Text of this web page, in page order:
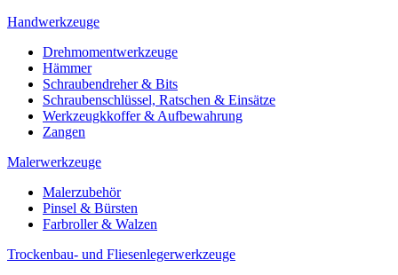
Handwerkzeuge
Drehmomentwerkzeuge
Hämmer
Schraubendreher & Bits
Schraubenschlüssel, Ratschen & Einsätze
Werkzeugkkoffer & Aufbewahrung
Zangen
Malerwerkzeuge
Malerzubehör
Pinsel & Bürsten
Farbroller & Walzen
Trockenbau- und Fliesenlegerwerkzeuge